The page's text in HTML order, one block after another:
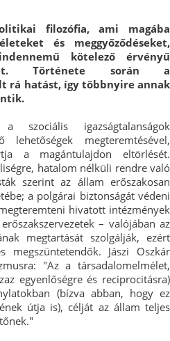
filozófia, ami magába
és meggyőződéseket,
kötelező érvényű
Története során a
rá hatást, így többnyire annak
szociális igazságtalanságok
lehetőségek megteremtésével,
a magántulajdon eltörlését.
hatalom nélküli rendre való
szerint az állam erőszakosan
a polgárai biztonságát védeni
hivatott intézmények
– valójában az
megtartását szolgálják, ezért
megszüntetendők. Jászi Oszkár
"Az a társadalomelmélet,
egyenlőségre és reciprocitásra)
(bízva abban, hogy ez
útja is), célját az állam teljes